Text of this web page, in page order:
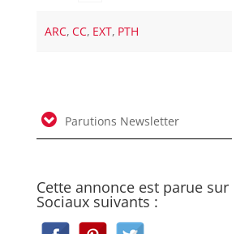
ARC, CC, EXT, PTH
Parutions Newsletter
Cette annonce est parue sur
Sociaux suivants :